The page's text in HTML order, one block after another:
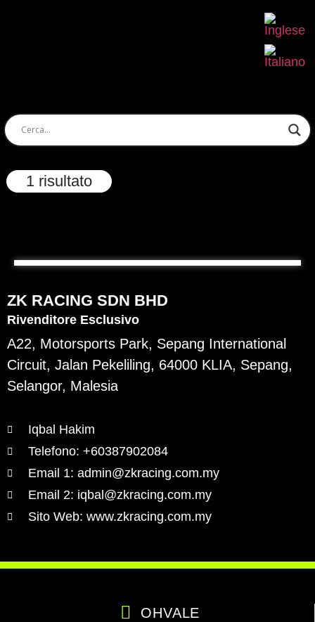
1 risultato
ZK RACING SDN BHD
Rivenditore Esclusivo
A22, Motorsports Park, Sepang International
Circuit, Jalan Pekeliling, 64000 KLIA, Sepang,
Selangor, Malesia
Iqbal Hakim
Telefono: +60387902084
Email 1: admin@zkracing.com.my
Email 2: iqbal@zkracing.com.my
Sito Web: www.zkracing.com.my
OHVALE